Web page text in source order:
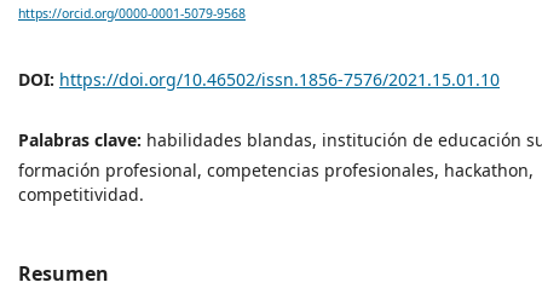
https://orcid.org/0000-0001-5079-9568
DOI: https://doi.org/10.46502/issn.1856-7576/2021.15.01.10
Palabras clave: habilidades blandas, institución de educación
formación profesional, competencias profesionales, hackathon,
competitividad.
Resumen